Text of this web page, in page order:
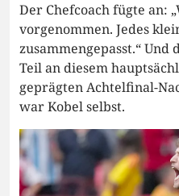
Der Chefcoach fügte an:
vorgenommen. Jedes
zusammengepasst.“
Teil an diesem
geprägten Achtelfinal-
war Kobel selbst.